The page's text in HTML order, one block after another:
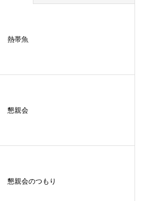
熱帯魚
懇親会
懇親会のつもり